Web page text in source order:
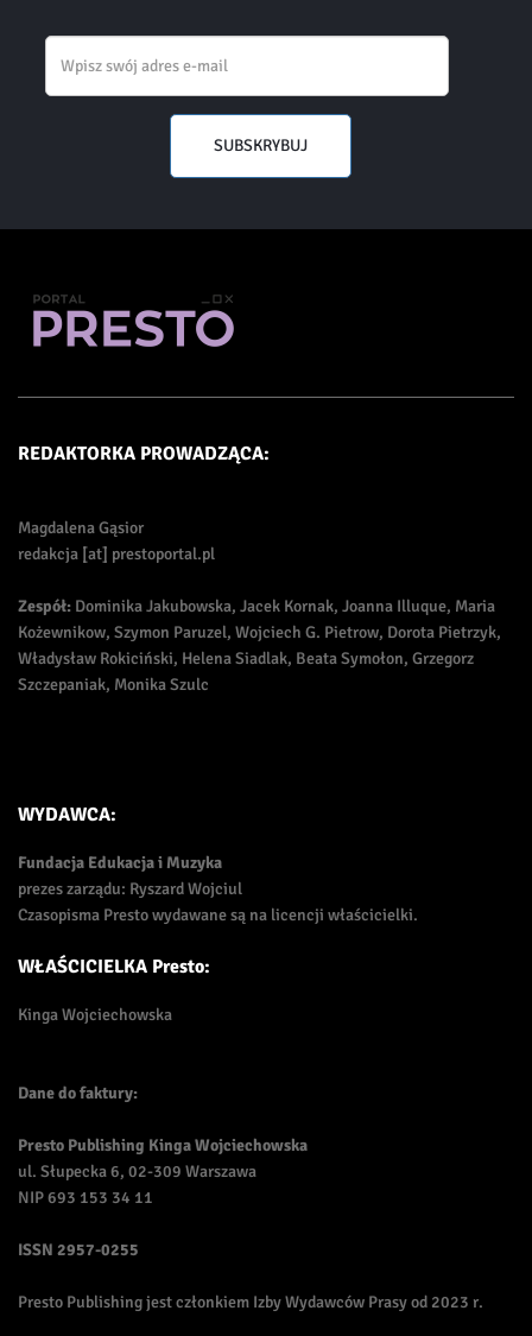
SUBSKRYBUJ
REDAKTORKA PROWADZĄCA:
Magdalena Gąsior
redakcja [at] prestoportal.pl
Zespół: Dominika Jakubowska, Jacek Kornak, Joanna Illuque, Maria
Kożewnikow, Szymon Paruzel, Wojciech G. Pietrow, Dorota Pietrzyk,
Władysław Rokiciński, Helena Siadlak, Beata Symołon, Grzegorz
Szczepaniak, Monika Szulc
WYDAWCA:
Fundacja Edukacja i Muzyka
prezes zarządu: Ryszard Wojciul
Czasopisma Presto wydawane są na licencji właścicielki.
WŁAŚCICIELKA Presto:
Kinga Wojciechowska
Dane do faktury:
Presto Publishing Kinga Wojciechowska
ul. Słupecka 6, 02-309 Warszawa
NIP 693 153 34 11
ISSN 2957-0255
Presto Publishing jest członkiem Izby Wydawców Prasy od 2023 r.